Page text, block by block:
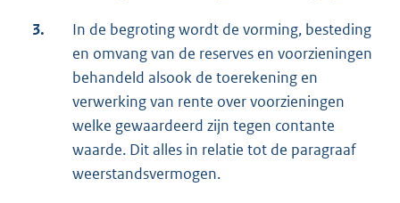
3.
In de begroting wordt de vorming, besteding
en omvang van de reserves en voorzieningen
behandeld alsook de toerekening en
verwerking van rente over voorzieningen
welke gewaardeerd zijn tegen contante
waarde. Dit alles in relatie tot de paragraaf
weerstandsvermogen.